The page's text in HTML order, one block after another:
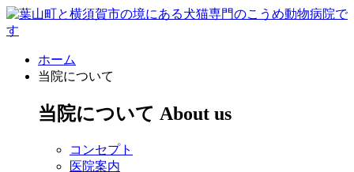
ホーム
当院について
当院について About us
コンセプト
医院案内